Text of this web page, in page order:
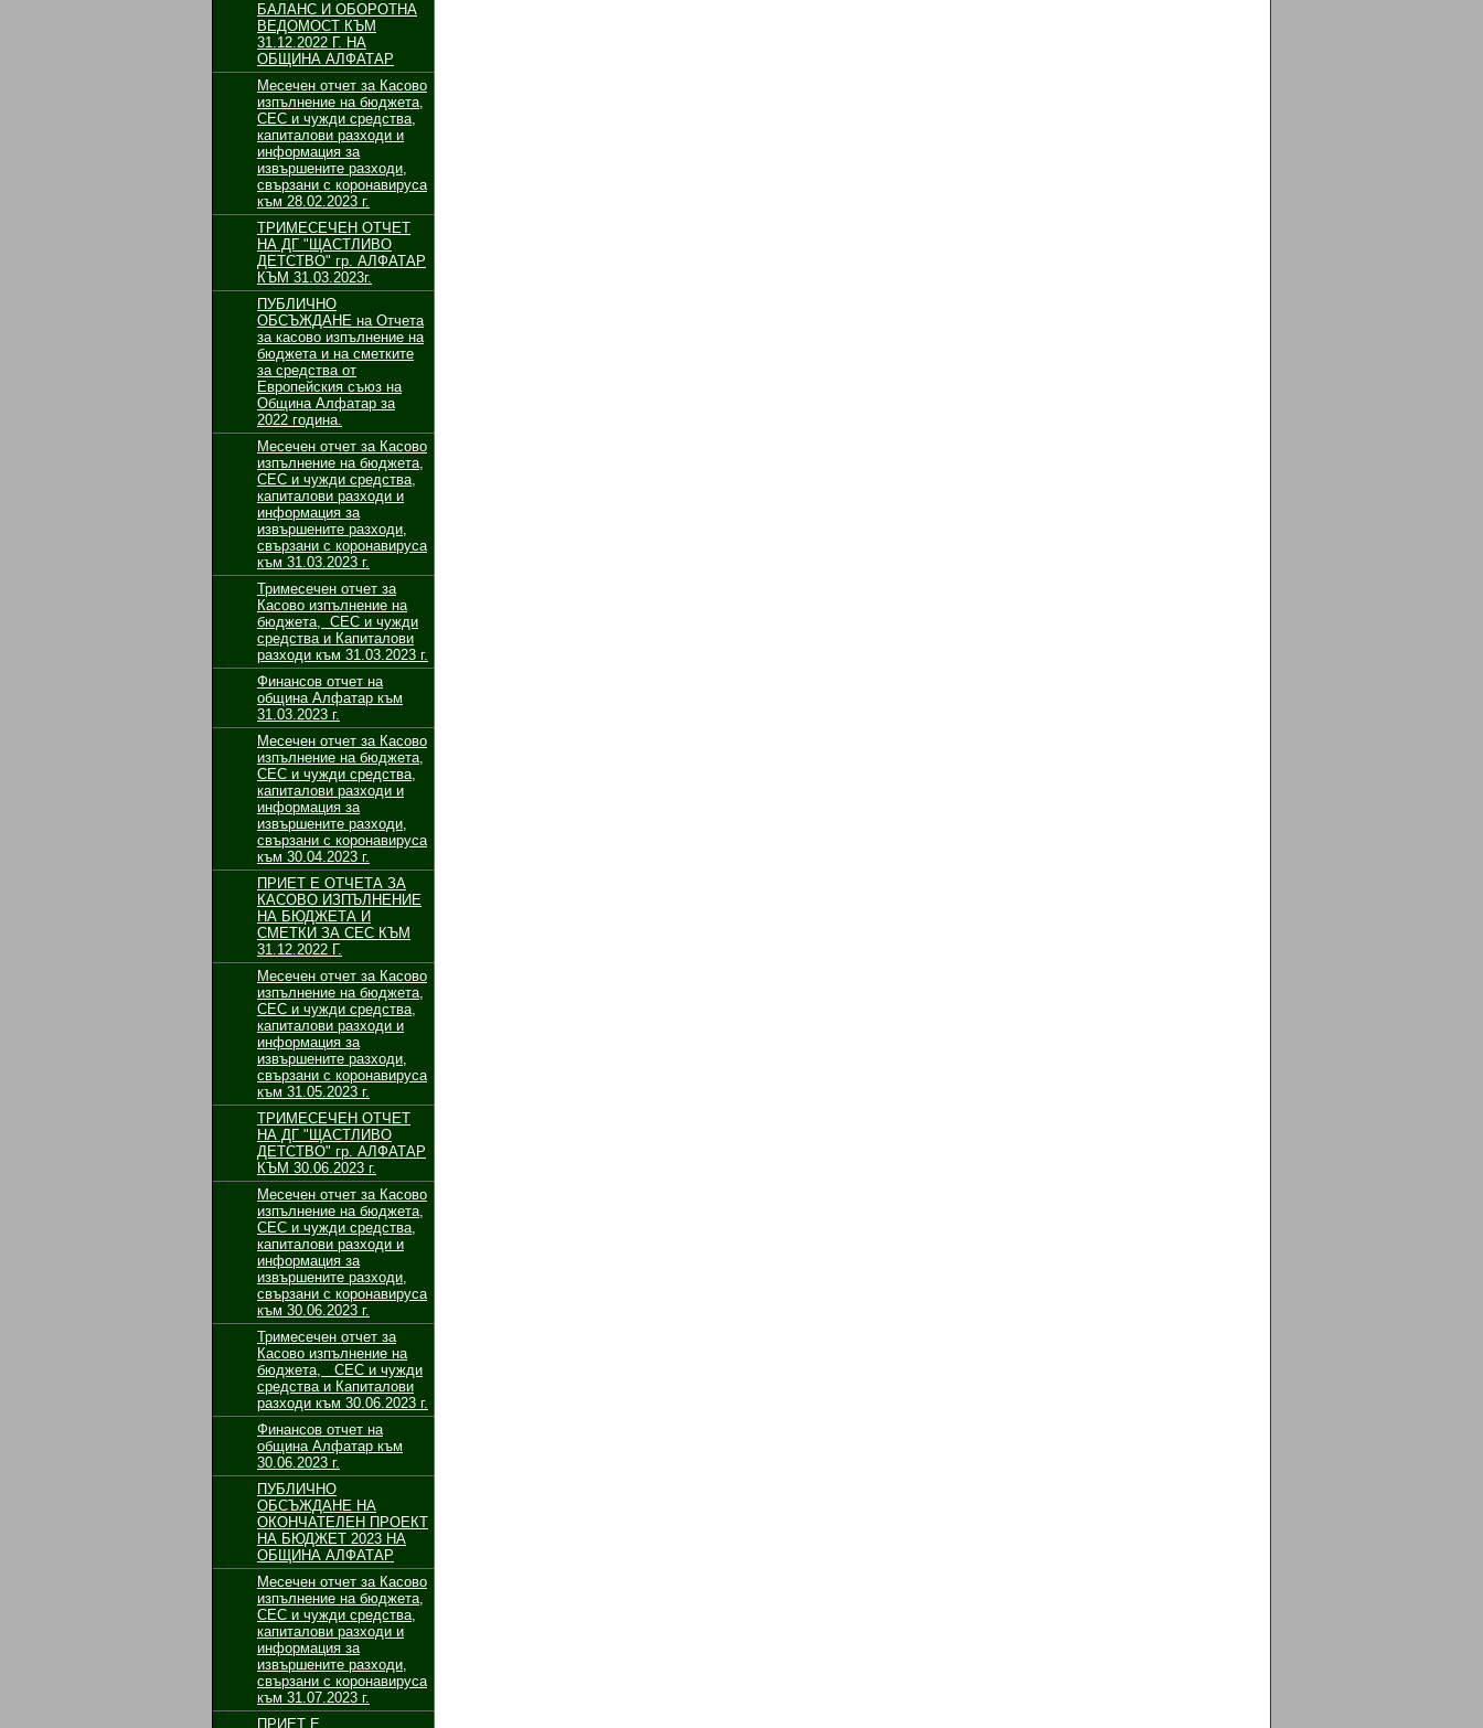
БАЛАНС И ОБОРОТНА
ВЕДОМОСТ КЪМ
31.12.2022 Г. НА
ОБЩИНА АЛФАТАР
Месечен отчет за Касово
изпълнение на бюджета,
СЕС и чужди средства,
капиталови разходи и
информация за
извършените разходи,
свързани с коронавируса
към 28.02.2023 г.
ТРИМЕСЕЧЕН ОТЧЕТ
НА ДГ "ЩАСТЛИВО
ДЕТСТВО" гр. АЛФАТАР
КЪМ 31.03.2023г.
ПУБЛИЧНО
ОБСЪЖДАНЕ на Отчета
за касово изпълнение на
бюджета и на сметките
за средства от
Европейския съюз на
Община Алфатар за
2022 година.
Месечен отчет за Касово
изпълнение на бюджета,
СЕС и чужди средства,
капиталови разходи и
информация за
извършените разходи,
свързани с коронавируса
към 31.03.2023 г.
Тримесечен отчет за
Касово изпълнение на
бюджета, СЕС и чужди
средства и Капиталови
разходи към 31.03.2023 г.
Финансов отчет на
община Алфатар към
31.03.2023 г.
Месечен отчет за Касово
изпълнение на бюджета,
СЕС и чужди средства,
капиталови разходи и
информация за
извършените разходи,
свързани с коронавируса
към 30.04.2023 г.
ПРИЕТ Е ОТЧЕТА ЗА
КАСОВО ИЗПЪЛНЕНИЕ
НА БЮДЖЕТА И
СМЕТКИ ЗА СЕС КЪМ
31.12.2022 Г.
Месечен отчет за Касово
изпълнение на бюджета,
СЕС и чужди средства,
капиталови разходи и
информация за
извършените разходи,
свързани с коронавируса
към 31.05.2023 г.
ТРИМЕСЕЧЕН ОТЧЕТ
НА ДГ "ЩАСТЛИВО
ДЕТСТВО" гр. АЛФАТАР
КЪМ 30.06.2023 г.
Месечен отчет за Касово
изпълнение на бюджета,
СЕС и чужди средства,
капиталови разходи и
информация за
извършените разходи,
свързани с коронавируса
към 30.06.2023 г.
Тримесечен отчет за
Касово изпълнение на
бюджета, СЕС и чужди
средства и Капиталови
разходи към 30.06.2023 г.
Финансов отчет на
община Алфатар към
30.06.2023 г.
ПУБЛИЧНО
ОБСЪЖДАНЕ НА
ОКОНЧАТЕЛЕН ПРОЕКТ
НА БЮДЖЕТ 2023 НА
ОБЩИНА АЛФАТАР
Месечен отчет за Касово
изпълнение на бюджета,
СЕС и чужди средства,
капиталови разходи и
информация за
извършените разходи,
свързани с коронавируса
към 31.07.2023 г.
ПРИЕТ Е